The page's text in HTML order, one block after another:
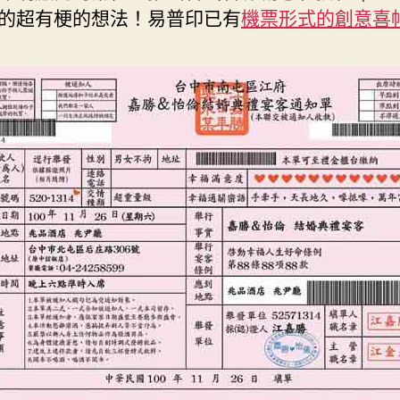
中
超有梗的想法！易普印已有機票形式的創意喜